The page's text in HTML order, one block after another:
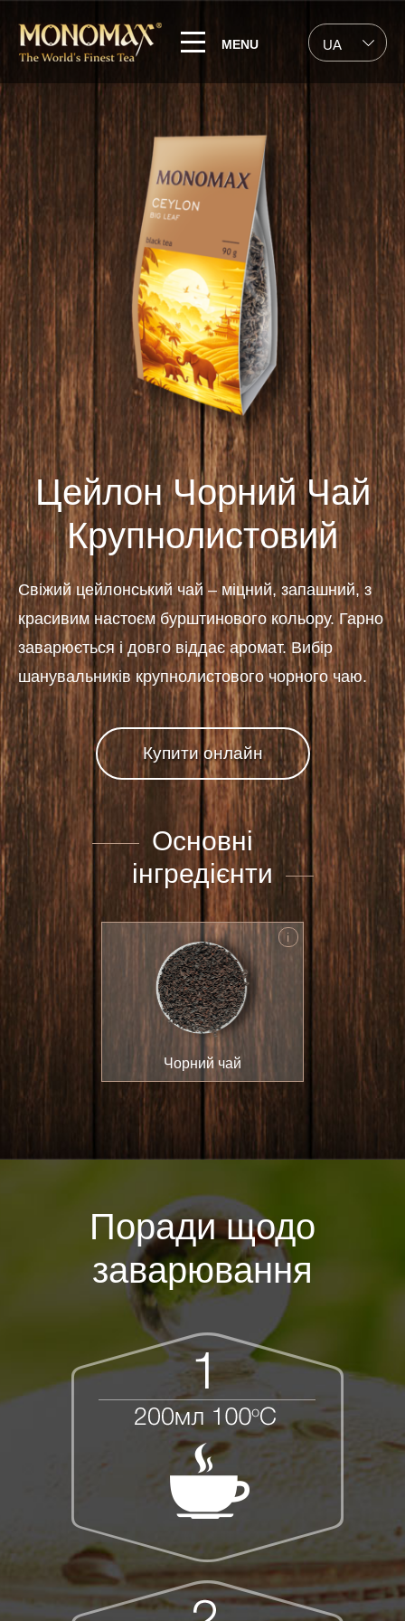
MENU UA
Цейлон Чорний Чай
Крупнолистовий
Свіжий цейлонський чай – міцний, запашний, з
красивим настоєм бурштинового кольору. Гарно
заварюється і довго віддає аромат. Вибір
шанувальників крупнолистового чорного чаю.
Купити онлайн
Основні
інгредієнти
i
Чорний чай
Поради щодо
заварювання